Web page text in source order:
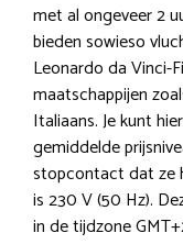
met al ongeveer 2
bieden sowieso
Leonardo da Vinci-
maatschappijen
Italiaans. Je kunt
gemiddelde
stopcontact dat ze
is 230 V (50 Hz).
in de tijdzone